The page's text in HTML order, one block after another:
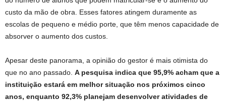
custo da mão de obra. Esses fatores atingem duramente as
escolas de pequeno e médio porte, que têm menos capacidade de
absorver o aumento dos custos.
Apesar deste panorama, a opinião do gestor é mais otimista do
que no ano passado. A pesquisa indica que 95,9% acham que a
instituição estará em melhor situação nos próximos cinco
anos, enquanto 92,3% planejam desenvolver atividades de